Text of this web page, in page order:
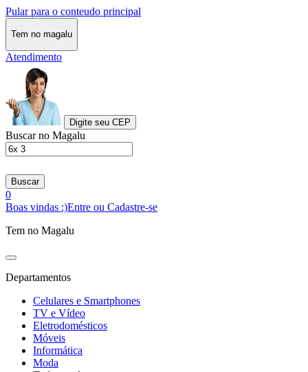
Pular para o conteudo principal
Tem no magalu
Atendimento
Digite seu CEP
Buscar no Magalu
Buscar
0
Boas vindas :)Entre ou Cadastre-se
Tem no Magalu
Departamentos
Celulares e Smartphones
TV e Vídeo
Eletrodomésticos
Móveis
Informática
Moda